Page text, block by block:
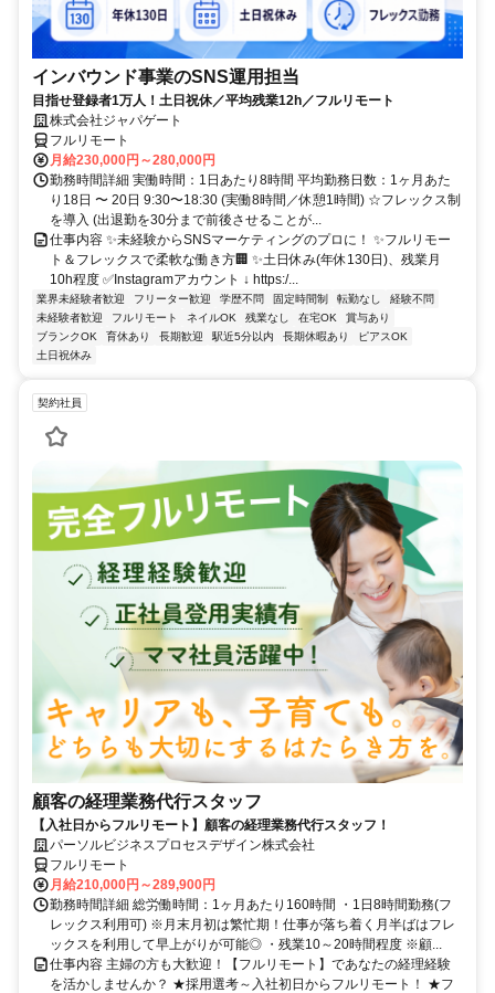
インバウンド事業のSNS運用担当
目指せ登録者1万人！土日祝休／平均残業12h／フルリモート
株式会社ジャパゲート
フルリモート
月給230,000円～280,000円
勤務時間詳細 実働時間：1日あたり8時間 平均勤務日数：1ヶ月あた
り18日 〜 20日 9:30〜18:30 (実働8時間／休憩1時間) ☆フレックス制
を導入 (出退勤を30分まで前後させることが...
仕事内容 ✨未経験からSNSマーケティングのプロに！ ✨フルリモー
ト＆フレックスで柔軟な働き方🏢 ✨土日休み(年休130日)、残業月
10h程度 ✅Instagramアカウント ↓ https:/...
業界未経験者歓迎 フリーター歓迎 学歴不問 固定時間制 転勤なし
経験不問
未経験者歓迎
フルリモート ネイルOK 残業なし 在宅OK
賞与あり
ブランクOK
育休あり 長期歓迎 駅近5分以内 長期休暇あり
ピアスOK
土日祝休み
契約社員
顧客の経理業務代行スタッフ
【入社日からフルリモート】顧客の経理業務代行スタッフ！
パーソルビジネスプロセスデザイン株式会社
フルリモート
月給210,000円～289,900円
勤務時間詳細 総労働時間：1ヶ月あたり160時間 ・1日8時間勤務(フ
レックス利用可) ※月末月初は繁忙期！仕事が落ち着く月半ばはフレ
ックスを利用して早上がりが可能◎ ・残業10～20時間程度 ※顧...
仕事内容 主婦の方も大歓迎！【フルリモート】であなたの経理経験
を活かしませんか？ ★採用選考～入社初日からフルリモート！ ★フ